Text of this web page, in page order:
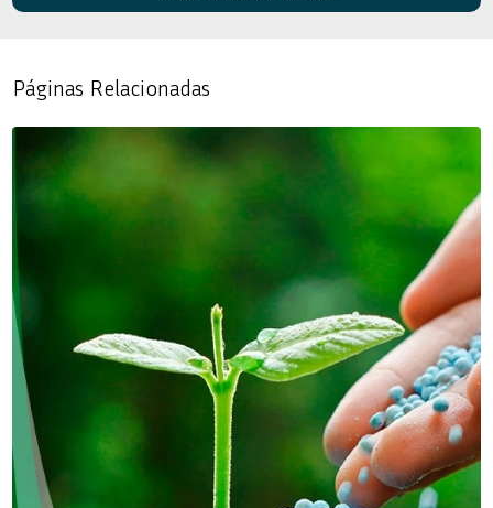
Páginas Relacionadas